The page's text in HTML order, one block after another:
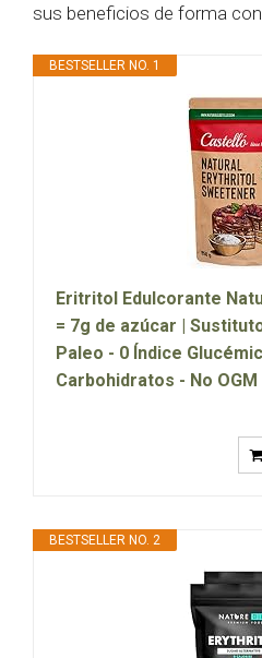
sus beneficios de forma
BESTSELLER NO. 1
Eritritol Edulcorante
= 7g de azúcar |
Paleo - 0 Índice
Carbohidratos - No OGM
BESTSELLER NO. 2